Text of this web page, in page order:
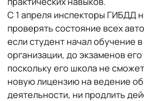
С 1 апреля инспекторы ГИБДД
проверять состояние всех
если студент начал обучение
организации, до экзаменов его
поскольку его школа не
новую лицензию на ведение
деятельности, ни продлить